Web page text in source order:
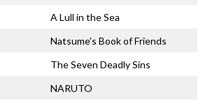
A Lull in the Sea
Natsume's Book of Friends
The Seven Deadly Sins
NARUTO